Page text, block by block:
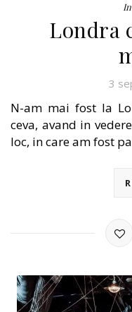
In
Londra
3
N-am mai fost la
ceva, avand in
loc, in care am fost